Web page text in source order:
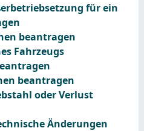
für ein
beantragen
Fahrzeugs
beantragen
oder Verlust
Änderungen